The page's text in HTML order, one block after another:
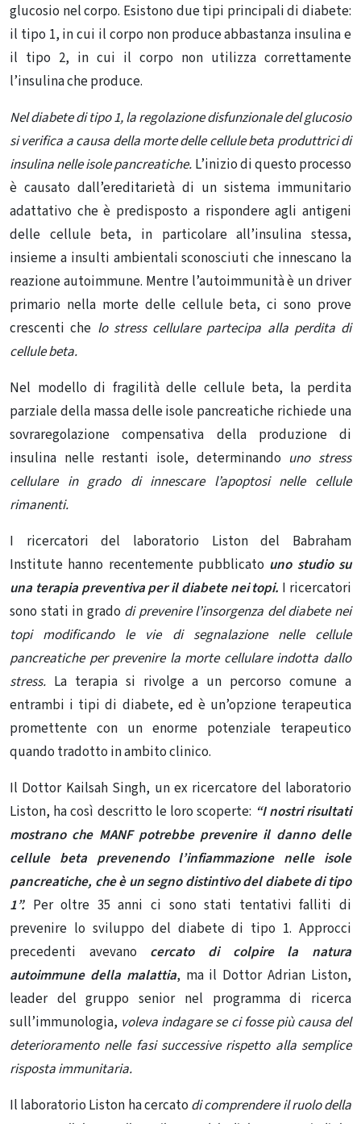
glucosio nel corpo. Esistono due tipi principali di diabete:
il tipo 1, in cui il corpo non produce abbastanza insulina e
il tipo 2, in cui il corpo non utilizza correttamente
l’insulina che produce.
Nel diabete di tipo 1, la regolazione disfunzionale del glucosio
si verifica a causa della morte delle cellule beta produttrici di
insulina nelle isole pancreatiche. L’inizio di questo processo
è causato dall’ereditarietà di un sistema immunitario
adattativo che è predisposto a rispondere agli antigeni
delle cellule beta, in particolare all’insulina stessa,
insieme a insulti ambientali sconosciuti che innescano la
reazione autoimmune. Mentre l’autoimmunità è un driver
primario nella morte delle cellule beta, ci sono prove
crescenti che lo stress cellulare partecipa alla perdita di
cellule beta.
Nel modello di fragilità delle cellule beta, la perdita
parziale della massa delle isole pancreatiche richiede una
sovraregolazione compensativa della produzione di
insulina nelle restanti isole, determinando uno stress
cellulare in grado di innescare l’apoptosi nelle cellule
rimanenti.
I ricercatori del laboratorio Liston del Babraham
Institute hanno recentemente pubblicato uno studio su
una terapia preventiva per il diabete nei topi. I ricercatori
sono stati in grado di prevenire l’insorgenza del diabete nei
topi modificando le vie di segnalazione nelle cellule
pancreatiche per prevenire la morte cellulare indotta dallo
stress. La terapia si rivolge a un percorso comune a
entrambi i tipi di diabete, ed è un’opzione terapeutica
promettente con un enorme potenziale terapeutico
quando tradotto in ambito clinico.
Il Dottor Kailsah Singh, un ex ricercatore del laboratorio
Liston, ha così descritto le loro scoperte: “I nostri risultati
mostrano che MANF potrebbe prevenire il danno delle
cellule beta prevenendo l’infiammazione nelle isole
pancreatiche, che è un segno distintivo del diabete di tipo
1”. Per oltre 35 anni ci sono stati tentativi falliti di
prevenire lo sviluppo del diabete di tipo 1. Approcci
precedenti avevano cercato di colpire la natura
autoimmune della malattia, ma il Dottor Adrian Liston,
leader del gruppo senior nel programma di ricerca
sull’immunologia, voleva indagare se ci fosse più causa del
deterioramento nelle fasi successive rispetto alla semplice
risposta immunitaria.
Il laboratorio Liston ha cercato di comprendere il ruolo della